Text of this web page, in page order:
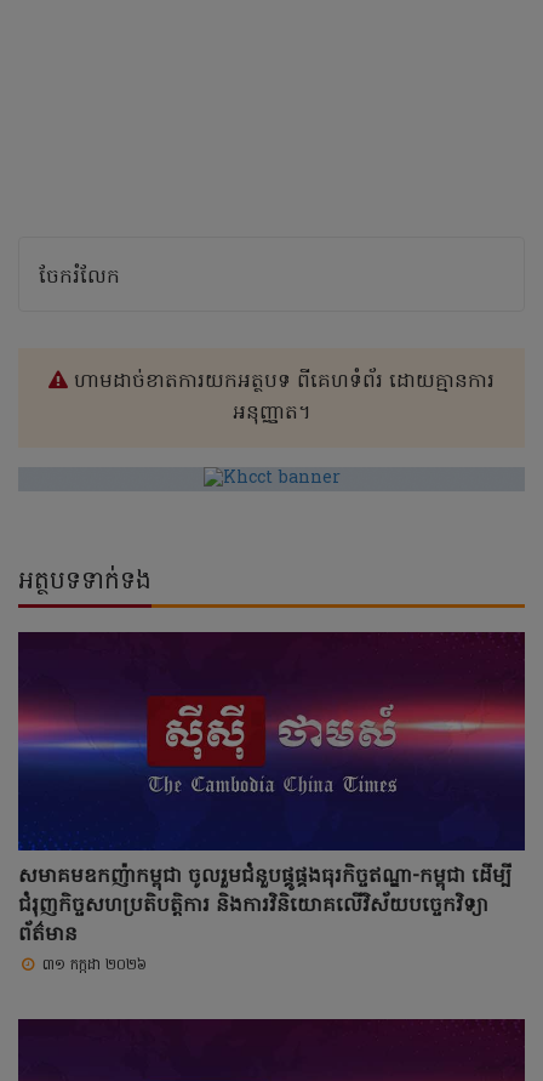
ចែករំលែក
ហាមដាច់ខាតការយកអត្ថបទ ពីគេហទំព័រ ដោយគ្មានការ
អនុញ្ញាត។
អត្ថបទទាក់ទង
សមាគមឧកញ៉ាកម្ពុជា ចូលរួមជំនួបផ្គូផ្គងធុរកិច្ចឥណ្ឌា-កម្ពុជា ដើម្បី
ជំរុញកិច្ចសហប្រតិបត្តិការ និងការវិនិយោគលើវិស័យបច្ចេកវិទ្យា
ព័ត៌មាន
៣១ កក្កដា ២០២៦